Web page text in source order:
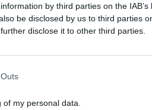
by third parties on the IAB’s
be disclosed by us to third parties
disclose it to other third parties.
my personal data.